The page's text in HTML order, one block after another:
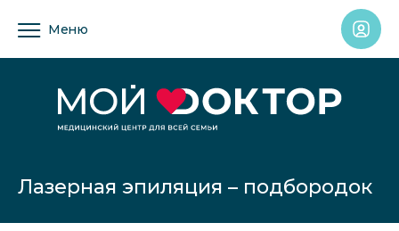
Меню
Лазерная эпиляция – подбородок